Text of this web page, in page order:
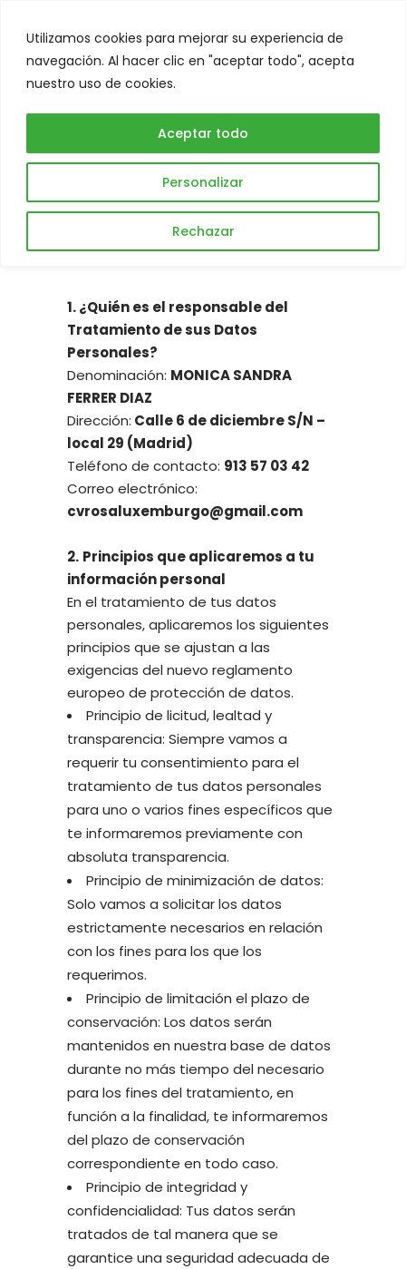
Utilizamos cookies para mejorar su experiencia de
navegación. Al hacer clic en "aceptar todo", acepta
nuestro uso de cookies.
Personalizar
Rechazar
Aceptar todo
Política de
privacidad
1. ¿Quién es el responsable del
Tratamiento de sus Datos
Personales?
Denominación: MONICA SANDRA
FERRER DIAZ
Dirección: Calle 6 de diciembre S/N –
local 29 (Madrid)
Teléfono de contacto: 913 57 03 42
Correo electrónico:
cvrosaluxemburgo@gmail.com
2. Principios que aplicaremos a tu
información personal
En el tratamiento de tus datos
personales, aplicaremos los siguientes
principios que se ajustan a las
exigencias del nuevo reglamento
europeo de protección de datos.
Principio de licitud, lealtad y
transparencia: Siempre vamos a
requerir tu consentimiento para el
tratamiento de tus datos personales
para uno o varios fines específicos que
te informaremos previamente con
absoluta transparencia.
Principio de minimización de datos:
Solo vamos a solicitar los datos
estrictamente necesarios en relación
con los fines para los que los
requerimos.
Principio de limitación el plazo de
conservación: Los datos serán
mantenidos en nuestra base de datos
durante no más tiempo del necesario
para los fines del tratamiento, en
función a la finalidad, te informaremos
del plazo de conservación
correspondiente en todo caso.
Principio de integridad y
confidencialidad: Tus datos serán
tratados de tal manera que se
garantice una seguridad adecuada de